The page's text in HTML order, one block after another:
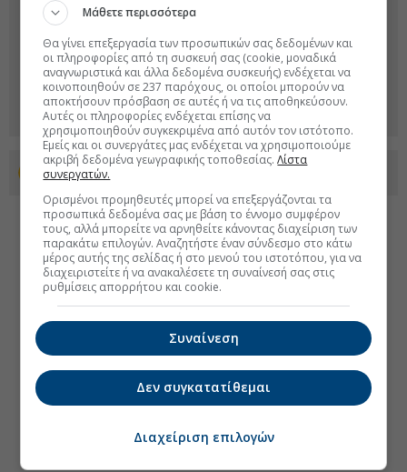
Προσθέστε το euro2day.gr στο Discover
Μάθετε περισσότερα
Θα γίνει επεξεργασία των προσωπικών σας δεδομένων και
οι πληροφορίες από τη συσκευή σας (cookie, μοναδικά
αναγνωριστικά και άλλα δεδομένα συσκευής) ενδέχεται να
κοινοποιηθούν σε 237 παρόχους, οι οποίοι μπορούν να
αποκτήσουν πρόσβαση σε αυτές ή να τις αποθηκεύσουν.
Αυτές οι πληροφορίες ενδέχεται επίσης να
χρησιμοποιηθούν συγκεκριμένα από αυτόν τον ιστότοπο.
Εμείς και οι συνεργάτες μας ενδέχεται να χρησιμοποιούμε
ακριβή δεδομένα γεωγραφικής τοποθεσίας.Λίστα
συνεργατών.
Ορισμένοι προμηθευτές μπορεί να επεξεργάζονται τα
προσωπικά δεδομένα σας με βάση το έννομο συμφέρον
τους, αλλά μπορείτε να αρνηθείτε κάνοντας διαχείριση των
παρακάτω επιλογών. Αναζητήστε έναν σύνδεσμο στο κάτω
μέρος αυτής της σελίδας ή στο μενού του ιστοτόπου, για να
διαχειριστείτε ή να ανακαλέσετε τη συναίνεσή σας στις
ρυθμίσεις απορρήτου και cookie.
Συναίνεση
Δεν συγκατατίθεμαι
Διαχείριση επιλογών